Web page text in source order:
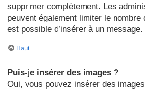
supprimer complètement. Les
peuvent également limiter le nombre
est possible d’insérer à un message.
Haut
Puis-je insérer des images ?
Oui, vous pouvez insérer des